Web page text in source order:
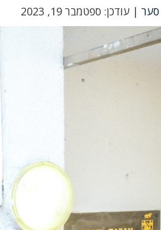
סער | עודכן: ספטמבר 19, 2023